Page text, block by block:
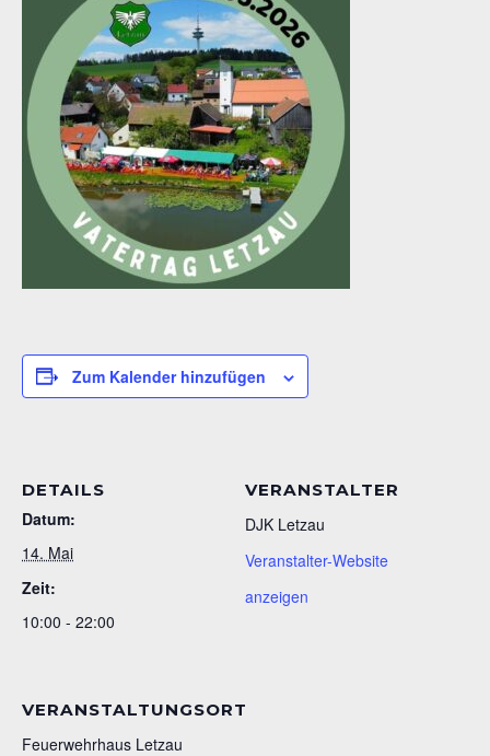
Zum Kalender hinzufügen
DETAILS
Datum:
14. Mai
Zeit:
10:00 - 22:00
VERANSTALTER
DJK Letzau
Veranstalter-Website
anzeigen
VERANSTALTUNGSORT
Feuerwehrhaus Letzau